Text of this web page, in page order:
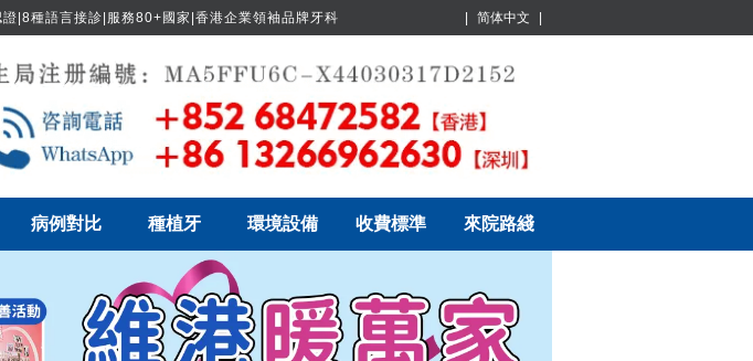
|8種語言接診|服務80+國家|香港企業領袖品牌牙科 简体中文
病例對比 種植牙 環境設備 收費標準 來院路綫